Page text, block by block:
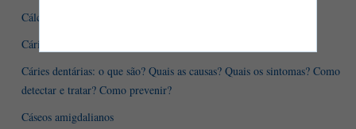
Cálculos renais em crianças: o que muda em relação aos adultos?
Cárie dentária: quais são as causas? Como evitar?
Cáries dentárias: o que são? Quais as causas? Quais os sintomas? Como
detectar e tratar? Como prevenir?
Cáseos amigdalianos